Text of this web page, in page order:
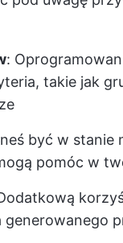
:
takie jak
być w
pomóc w